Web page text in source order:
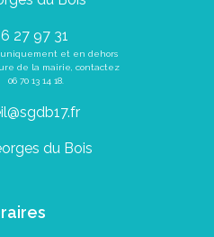
27 97 31
uniquement et en dehors
de la mairie, contactez
06 70 13 14 18
du Bois